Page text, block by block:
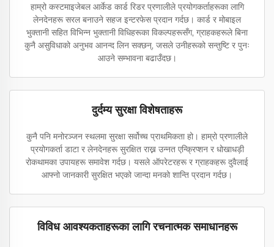
हाम्रो कस्टमाइजेबल आर्केड कार्ड रिडर प्रणालीले प्रयोगकर्ताहरूका लागि
लेनदेनहरू सरल बनाउने सहज इन्टरफेस प्रदान गर्दछ। कार्ड र मोबाइल
भुक्तानी सहित विभिन्न भुक्तानी विधिहरूका विकल्पहरूसँग, ग्राहकहरूले बिना
कुनै असुविधाको अनुभव आनन्द लिन सक्छन्, जसले उनीहरूको सन्तुष्टि र पुनः
आउने सम्भावना बढाउँदछ।
दुर्दम्य सुरक्षा विशेषताहरू
कुनै पनि मनोरञ्जन स्थलमा सुरक्षा सर्वोच्च प्राथमिकता हो। हाम्रो प्रणालीले
प्रयोगकर्ता डाटा र लेनदेनहरू सुरक्षित राख्न उन्नत एन्क्रिप्शन र धोखाधड़ी
रोकथामका उपायहरू समावेश गर्दछ। यसले ऑपरेटरहरू र ग्राहकहरू दुवैलाई
आफ्नो जानकारी सुरक्षित भएको जान्दा मनको शान्ति प्रदान गर्दछ।
विविध आवश्यकताहरूका लागि रचनात्मक समाधानहरू